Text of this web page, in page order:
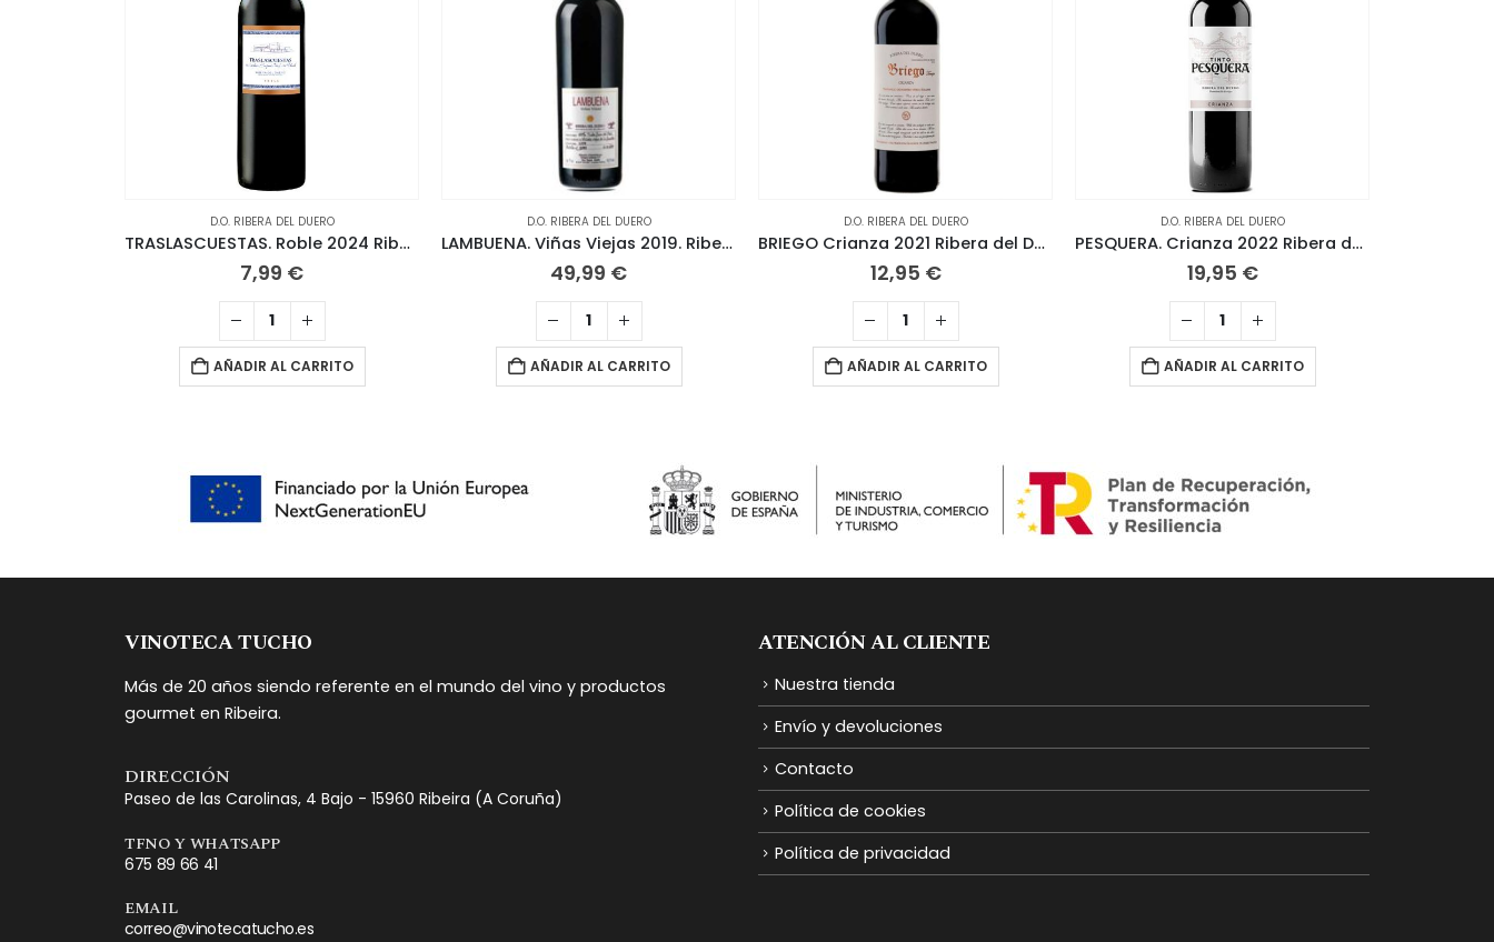
D.O. RIBERA DEL DUERO
TRASLASCUESTAS. Roble 2024 Ribera del Duero
7,99 €
AÑADIR AL CARRITO
D.O. RIBERA DEL DUERO
LAMBUENA. Viñas Viejas 2019. Ribera del Duero
49,99 €
AÑADIR AL CARRITO
D.O. RIBERA DEL DUERO
BRIEGO Crianza 2021 Ribera del Duero
12,95 €
AÑADIR AL CARRITO
D.O. RIBERA DEL DUERO
PESQUERA. Crianza 2022 Ribera del Duero
19,95 €
AÑADIR AL CARRITO
VINOTECA TUCHO
Más de 20 años siendo referente en el mundo del vino y productos
gourmet en Ribeira.
DIRECCIÓN
Paseo de las Carolinas, 4 Bajo - 15960 Ribeira (A Coruña)
TFNO Y WHATSAPP
675 89 66 41
EMAIL
correo@vinotecatucho.es
ATENCIÓN AL CLIENTE
Nuestra tienda
Envío y devoluciones
Contacto
Política de cookies
Política de privacidad